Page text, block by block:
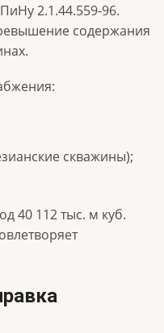
2.1.44.559-96.
содержания
скважины);
40 112 тыс. м куб.